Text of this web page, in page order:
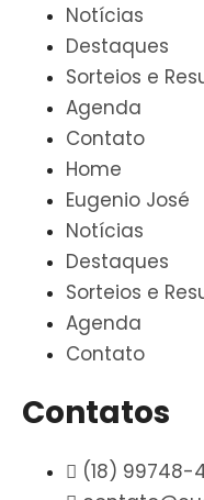
Notícias
Destaques
Sorteios e
Agenda
Contato
Home
Eugenio José
Notícias
Destaques
Sorteios e
Agenda
Contato
Contatos
(18) 99748-